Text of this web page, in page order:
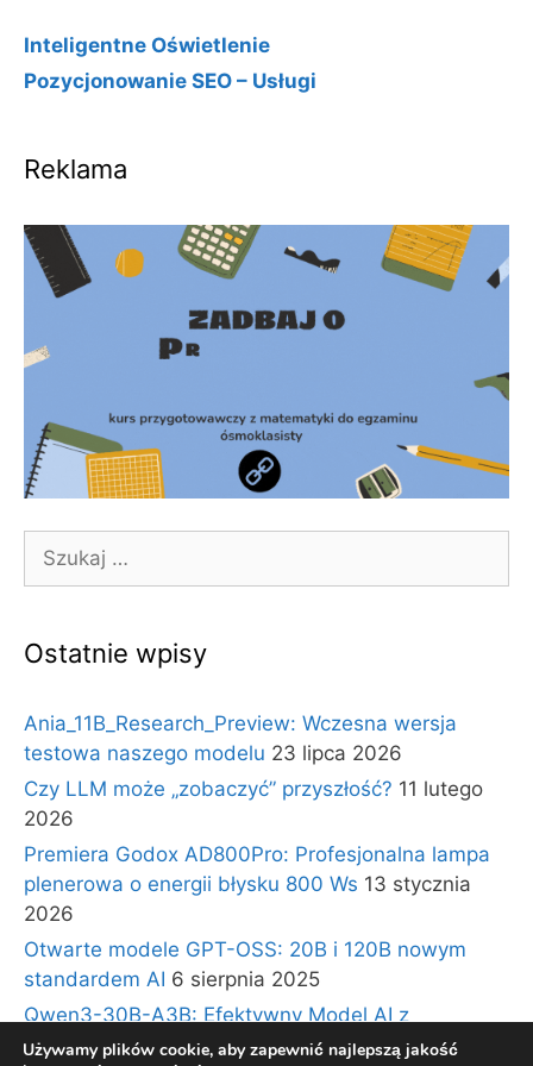
Inteligentne Oświetlenie
Pozycjonowanie SEO – Usługi
Reklama
Ostatnie wpisy
Ania_11B_Research_Preview: Wczesna wersja
testowa naszego modelu 23 lipca 2026
Czy LLM może „zobaczyć” przyszłość? 11 lutego
2026
Premiera Godox AD800Pro: Profesjonalna lampa
plenerowa o energii błysku 800 Ws 13 stycznia
2026
Otwarte modele GPT-OSS: 20B i 120B nowym
standardem AI 6 sierpnia 2025
Qwen3-30B-A3B: Efektywny Model AI z
Architekturą Ekspertów i Długim Kontekstem 30
Używamy plików cookie, aby zapewnić najlepszą jakość